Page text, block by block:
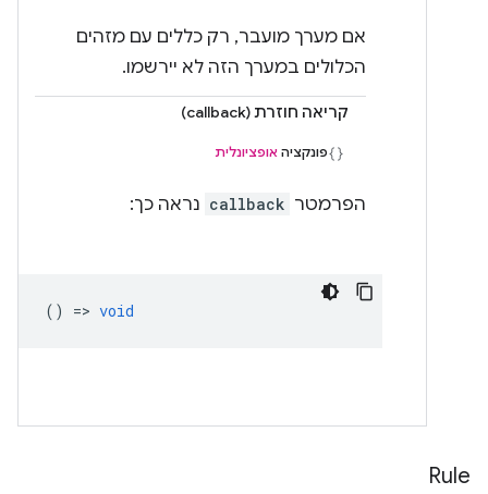
אם מערך מועבר, רק כללים עם מזהים
הכלולים במערך הזה לא יירשמו.
קריאה חוזרת (callback)
פונקציה אופציונלית
הפרמטר callback נראה כך:
() => void
Rule